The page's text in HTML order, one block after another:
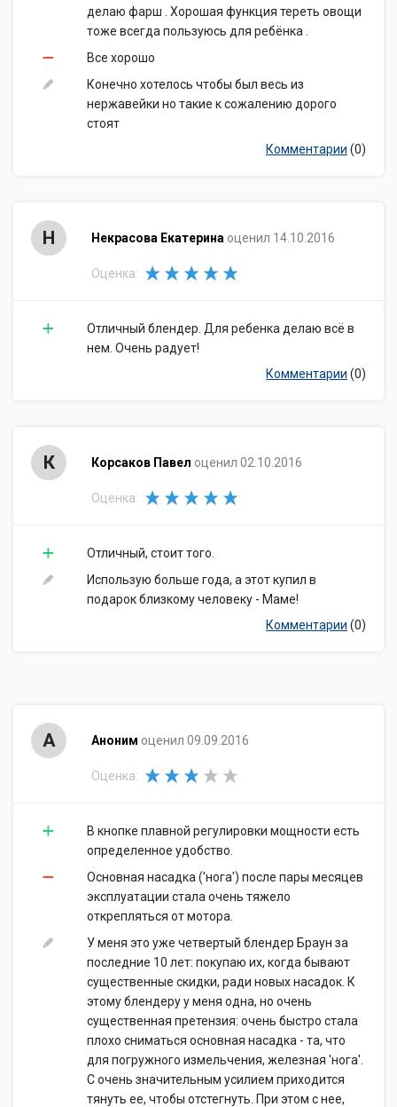
делаю фарш . Хорошая функция тереть овощи
тоже всегда пользуюсь для ребёнка .
Все хорошо
Конечно хотелось чтобы был весь из
нержавейки но такие к сожалению дорого
стоят
Комментарии (0)
Н Некрасова Екатерина оценил 14.10.2016
Оценка:
Отличный блендер. Для ребенка делаю всё в
нем. Очень радует!
Комментарии (0)
К Корсаков Павел оценил 02.10.2016
Оценка:
Отличный, стоит того.
Использую больше года, а этот купил в
подарок близкому человеку - Маме!
Комментарии (0)
А Аноним оценил 09.09.2016
Оценка:
В кнопке плавной регулировки мощности есть
определенное удобство.
Основная насадка ('нога') после пары месяцев
эксплуатации стала очень тяжело
открепляться от мотора.
У меня это уже четвертый блендер Браун за
последние 10 лет: покупаю их, когда бывают
существенные скидки, ради новых насадок. К
этому блендеру у меня одна, но очень
существенная претензия: очень быстро стала
плохо сниматься основная насадка - та, что
для погружного измельчения, железная 'нога'.
С очень значительным усилием приходится
тянуть ее, чтобы отстегнуть. При этом с нее,